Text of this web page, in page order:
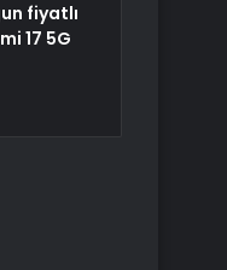
fiyatlı
17 5G